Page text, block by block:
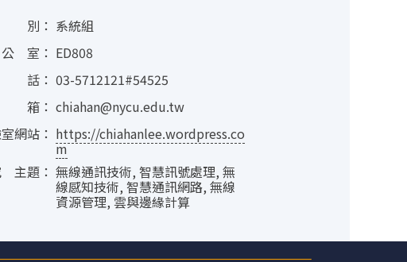
別： 系統組
室： ED808
話： 03-5712121#54525
箱： chiahan@nycu.edu.tw
網站： https://chiahanlee.wordpress.co
m
主題： 無線通訊技術, 智慧訊號處理, 無
線感知技術, 智慧通訊網路, 無線
資源管理, 雲與邊緣計算